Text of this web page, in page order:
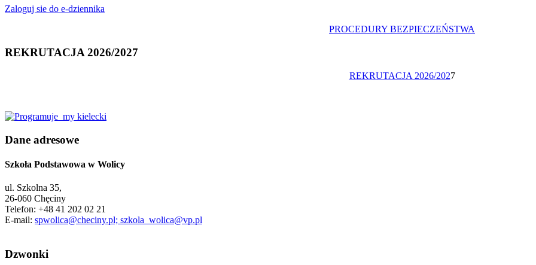
Zaloguj sie do e-dziennika
PROCEDURY BEZPIECZEŃSTWA
REKRUTACJA 2026/2027
REKRUTACJA 2026/2027
Dane adresowe
Szkoła Podstawowa w Wolicy
ul. Szkolna 35,
26-060 Chęciny
Telefon: +48 41 202 02 21
E-mail: spwolica@checiny.pl; szkola_wolica@vp.pl
Dzwonki